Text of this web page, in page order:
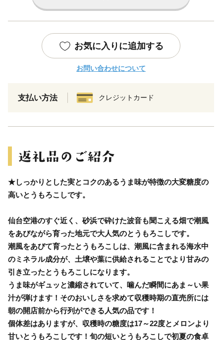
お気に入りに追加する
お問い合わせについて
支払い方法 クレジットカード
★しっかりとした実とコクのあるうま味が特徴の大変糖度の
高いとうもろこしです。
仙台空港のすぐ近く、砂浜で砕けた波音も聞こえる畑で潮風
をあびながら育った地元で大人気のとうもろこしです。
潮風をあびて育ったとうもろこしは、潮風に含まれる海水中
のミネラル成分が、土壌や葉に供給されることでより甘みの
引き立ったとうもろこしになります。
うま味がギュッと濃縮されていて、噛んだ瞬間にあま～い果
汁が弾けます！そのおいしさを求めて収穫時期の直売所には
朝の開店前から行列ができる人気の品です！
個体差はありますが、収穫時の糖度は17～22度とメロンより
甘いとうもろこしです！旬の短いとうもろこしで初夏の食卓